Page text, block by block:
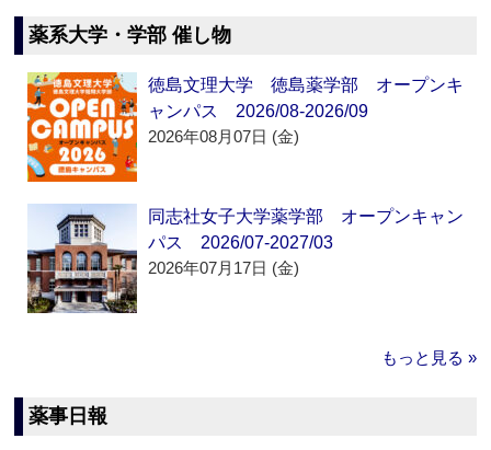
薬系大学・学部 催し物
徳島文理大学 徳島薬学部 オープンキ
ャンパス 2026/08-2026/09
2026年08月07日 (金)
同志社女子大学薬学部 オープンキャン
パス 2026/07-2027/03
2026年07月17日 (金)
もっと見る »
薬事日報